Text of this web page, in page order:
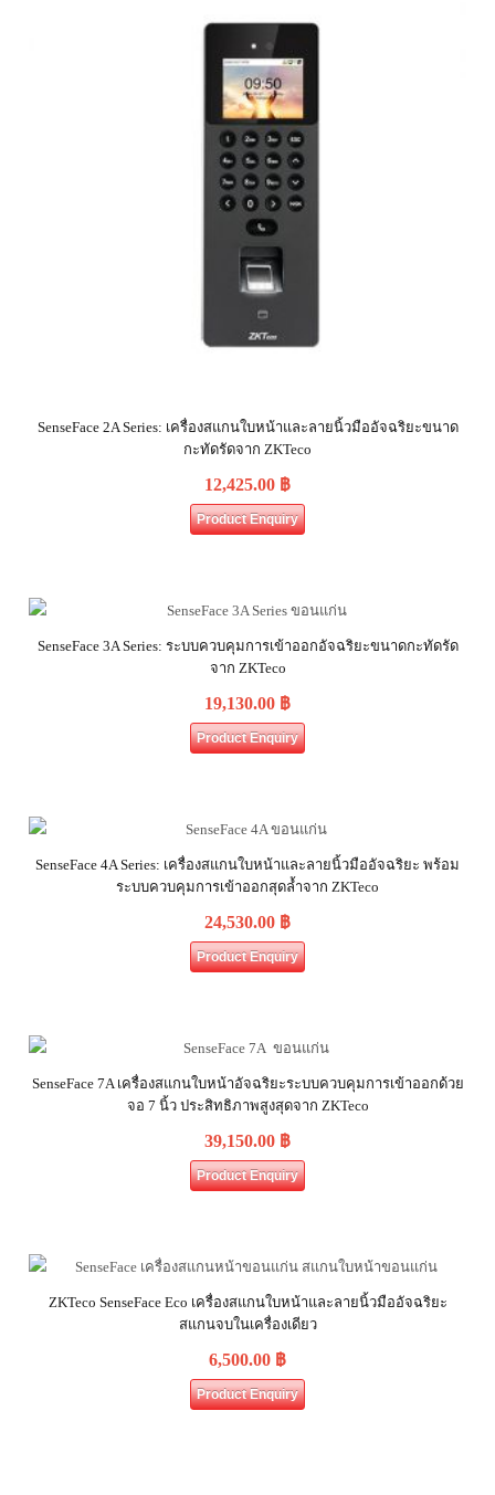
SenseFace 2A Series: เครื่องสแกนใบหน้าและลายนิ้วมืออัจฉริยะขนาด
กะทัดรัดจาก ZKTeco
12,425.00 ฿
Product Enquiry
SenseFace 3A Series: ระบบควบคุมการเข้าออกอัจฉริยะขนาดกะทัดรัด
จาก ZKTeco
19,130.00 ฿
Product Enquiry
SenseFace 4A Series: เครื่องสแกนใบหน้าและลายนิ้วมืออัจฉริยะ พร้อม
ระบบควบคุมการเข้าออกสุดล้ำจาก ZKTeco
24,530.00 ฿
Product Enquiry
SenseFace 7A เครื่องสแกนใบหน้าอัจฉริยะระบบควบคุมการเข้าออกด้วย
จอ 7 นิ้ว ประสิทธิภาพสูงสุดจาก ZKTeco
39,150.00 ฿
Product Enquiry
ZKTeco SenseFace Eco เครื่องสแกนใบหน้าและลายนิ้วมืออัจฉริยะ
สแกนจบในเครื่องเดียว
6,500.00 ฿
Product Enquiry